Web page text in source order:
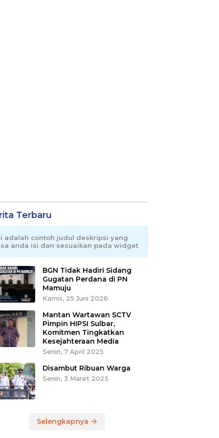
Terbaru
adalah contoh judul deskripsi yang
anda isi dan sesuaikan pada widget
BGN Tidak Hadiri Sidang
Gugatan Perdana di PN
Mamuju
Kamis, 25 Juni 2026
Mantan Wartawan SCTV
Pimpin HIPSI Sulbar,
Komitmen Tingkatkan
Kesejahteraan Media
Senin, 7 April 2025
Disambut Ribuan Warga
Senin, 3 Maret 2025
Selengkapnya